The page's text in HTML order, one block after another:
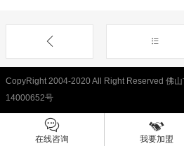
在线咨询 我要加盟
CopyRight 2004-2020 All Right Reserved 佛山
14000652号